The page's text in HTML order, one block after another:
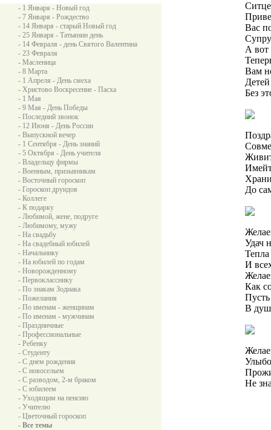
- 1 Января - Новый год
- 7 Января - Рождество
- 14 Января - старый Новый год
- 25 Января - Татьянин день
- 14 Февраля - день Святого Валентина
- 23 Февраля
- Масленица
- 8 Марта
- 1 Апреля - День смеха
- Христово Воскресение - Пасха
- 1 Мая
- 9 Мая - День Победы
- Последний звонок
- 12 Июня - День России
- Выпускной вечер
- 1 Сентября - День знаний
- 5 Октября - День учителя
- Владельцу фирмы
- Военным, призывникам
- Восточный гороскоп
- Гороскоп друидов
- Коллеге
- К подарку
- Любимой, жене, подруге
- Любимому, мужу
- На свадьбу
- На свадебный юбилей
- Начальнику
- На юбилей по годам
- Новорожденному
- Первокласснику
- По знакам Зодиака
- Пожелания
- По именам - женщинам
- По именам - мужчинам
- Праздничные
- Профессиональные
- Ребенку
- Студенту
- С днем рождения
- С новосельем
- С разводом, 2-м браком
- С юбилеем
- Уходящим на пенсию
- Учителю
- Цветочный гороскоп
- Все темы
Вас
А вот
Вам
Без
До
Удач
И
Как
В
Не